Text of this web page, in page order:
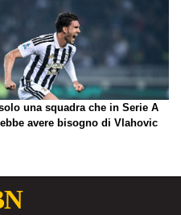
una squadra che in Serie A
avere bisogno di Vlahovic